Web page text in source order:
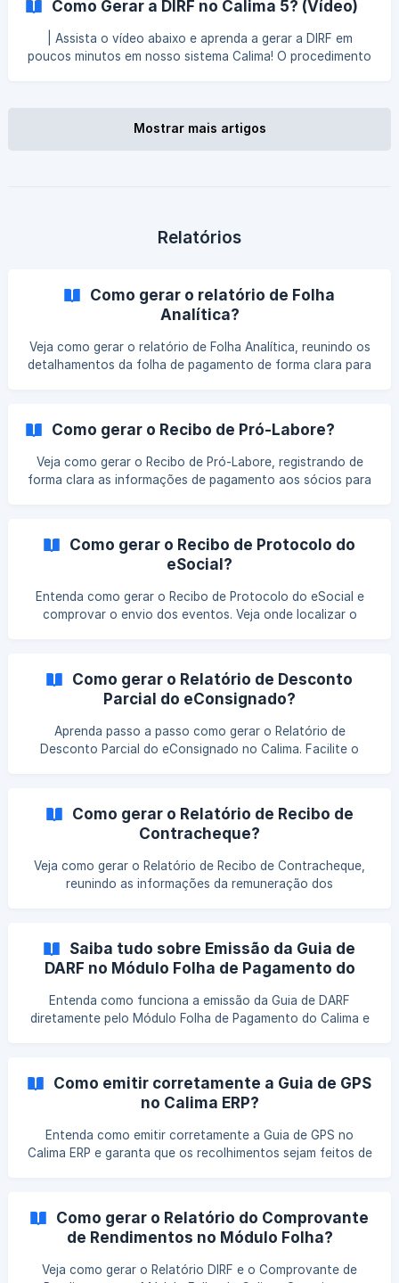
contabilidade!
Como Gerar a DIRF no Calima 5? (Vídeo)
| Assista o vídeo abaixo e aprenda a gerar a DIRF em
poucos minutos em nosso sistema Calima! O procedimento
Mostrar mais artigos
Relatórios
Como gerar o relatório de Folha
Analítica?
Veja como gerar o relatório de Folha Analítica, reunindo os
detalhamentos da folha de pagamento de forma clara para
Como gerar o Recibo de Pró-Labore?
Veja como gerar o Recibo de Pró-Labore, registrando de
forma clara as informações de pagamento aos sócios para
Como gerar o Recibo de Protocolo do
eSocial?
Entenda como gerar o Recibo de Protocolo do eSocial e
comprovar o envio dos eventos. Veja onde localizar o
Como gerar o Relatório de Desconto
Parcial do eConsignado?
Aprenda passo a passo como gerar o Relatório de
Desconto Parcial do eConsignado no Calima. Facilite o
Como gerar o Relatório de Recibo de
Contracheque?
Veja como gerar o Relatório de Recibo de Contracheque,
reunindo as informações da remuneração dos
Saiba tudo sobre Emissão da Guia de
DARF no Módulo Folha de Pagamento do
Entenda como funciona a emissão da Guia de DARF
diretamente pelo Módulo Folha de Pagamento do Calima e
Como emitir corretamente a Guia de GPS
no Calima ERP?
Entenda como emitir corretamente a Guia de GPS no
Calima ERP e garanta que os recolhimentos sejam feitos de
Como gerar o Relatório do Comprovante
de Rendimentos no Módulo Folha?
Veja como gerar o Relatório DIRF e o Comprovante de